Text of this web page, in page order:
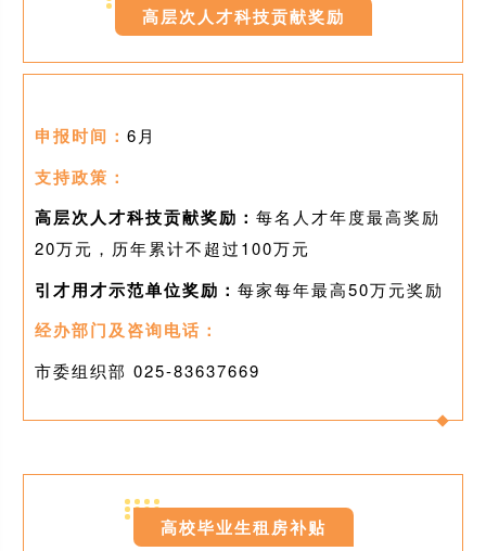
高层次人才科技贡献奖励
申报时间： 6月
支持政策：
高层次人才科技贡献奖励： 每名人才年度最高奖励
20万元，历年累计不超过100万元
引才用才示范单位奖励： 每家每年最高50万元奖励
经办部门及咨询电话：
市委组织部 025-83637669
高校毕业生租房补贴